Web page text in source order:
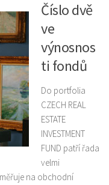
Číslo dvě
ve
výnosnos
ti fondů
Do portfolia
CZECH REAL
ESTATE
INVESTMENT
FUND patří řada
velmi
na obchodní